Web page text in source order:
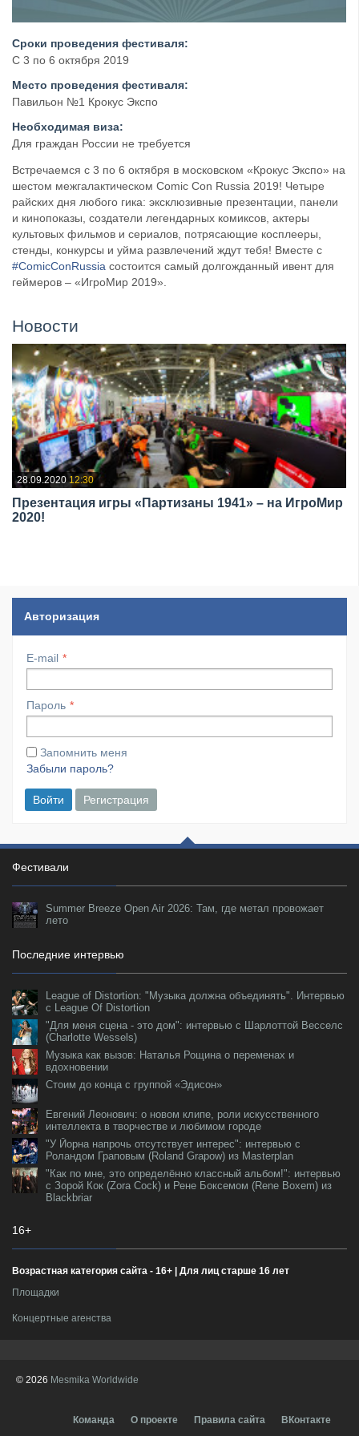
Сроки проведения фестиваля:
С 3 по 6 октября 2019
Место проведения фестиваля:
Павильон №1 Крокус Экспо
Необходимая виза:
Для граждан России не требуется
Встречаемся с 3 по 6 октября в московском «Крокус Экспо» на
шестом межгалактическом Comic Con Russia 2019! Четыре
райских дня любого гика: эксклюзивные презентации, панели
и кинопоказы, создатели легендарных комиксов, актеры
культовых фильмов и сериалов, потрясающие косплееры,
стенды, конкурсы и уйма развлечений ждут тебя! Вместе с
#ComicConRussia состоится самый долгожданный ивент для
геймеров – «ИгроМир 2019».
Новости
28.09.2020 12:30
Презентация игры «Партизаны 1941» – на ИгроМир
2020!
Авторизация
E-mail
Пароль
Запомнить меня
Забыли пароль?
Войти Регистрация
Фестивали
Summer Breeze Open Air 2026: Там, где метал провожает
лето
Последние интервью
League of Distortion: "Музыка должна объединять". Интервью
с League Of Distortion
"Для меня сцена - это дом": интервью с Шарлоттой Весселс
(Charlotte Wessels)
Музыка как вызов: Наталья Рощина о переменах и
вдохновении
Стоим до конца с группой «Эдисон»
Евгений Леонович: о новом клипе, роли искусственного
интеллекта в творчестве и любимом городе
"У Йорна напрочь отсутствует интерес": интервью с
Роландом Граповым (Roland Grapow) из Masterplan
"Как по мне, это определённо классный альбом!": интервью
с Зорой Кок (Zora Cock) и Рене Боксемом (Rene Boxem) из
Blackbriar
16+
Возрастная категория сайта - 16+ | Для лиц старше 16 лет
Площадки
Концертные агенства
© 2026 Mesmika Worldwide
Команда О проекте Правила сайта ВКонтакте